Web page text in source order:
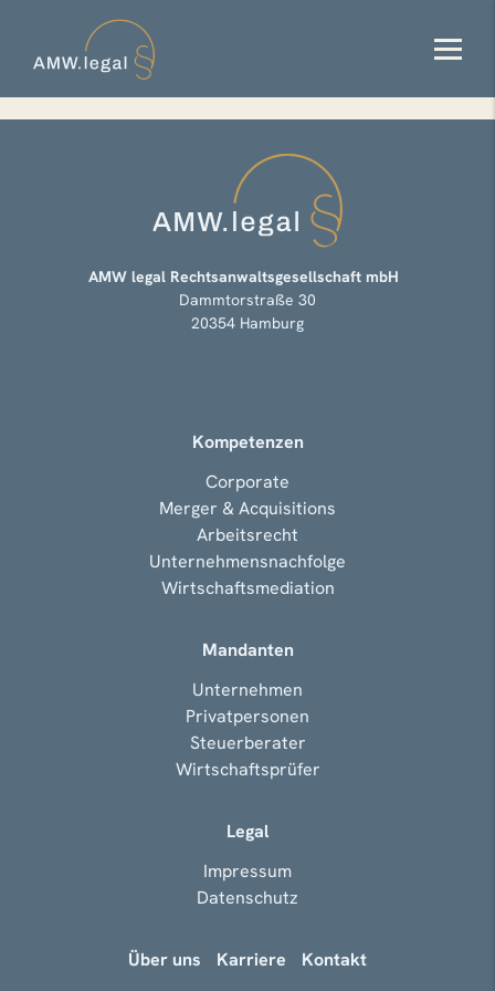
AMW legal Rechtsanwaltsgesellschaft mbH
Dammtorstraße 30
20354 Hamburg
Kompetenzen
Corporate
Merger & Acquisitions
Arbeitsrecht
Unternehmensnachfolge
Wirtschaftsmediation
Mandanten
Unternehmen
Privatpersonen
Steuerberater
Wirtschaftsprüfer
Legal
Impressum
Datenschutz
Über uns Karriere Kontakt